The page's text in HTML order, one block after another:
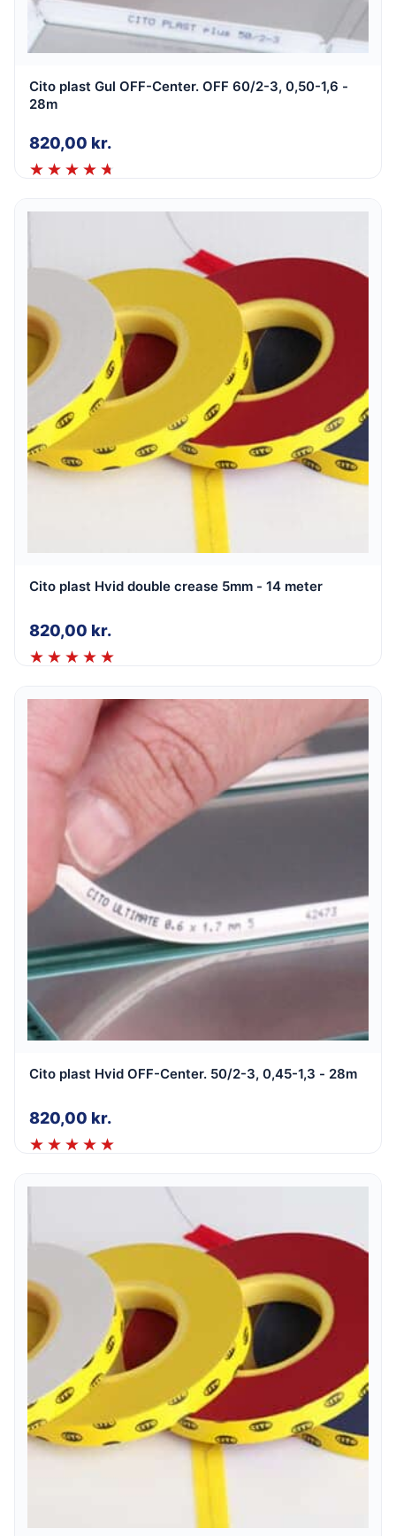
Cito plast Gul OFF-Center. OFF 60/2-3, 0,50-1,6 -
28m
820,00 kr.
Cito plast Hvid double crease 5mm - 14 meter
820,00 kr.
Cito plast Hvid OFF-Center. 50/2-3, 0,45-1,3 - 28m
820,00 kr.